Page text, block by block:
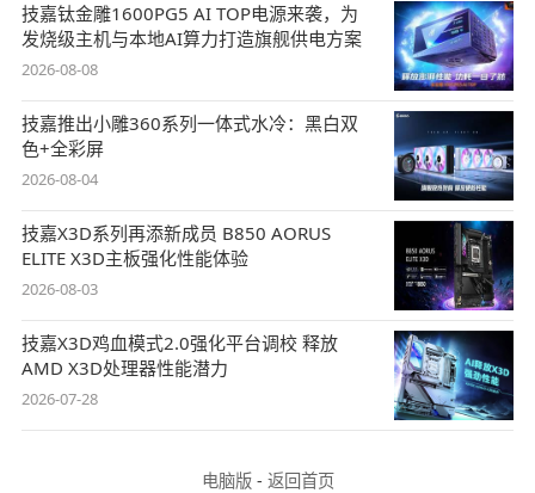
技嘉钛金雕1600PG5 AI TOP电源来袭，为
发烧级主机与本地AI算力打造旗舰供电方案
2026-08-08
技嘉推出小雕360系列一体式水冷：黑白双
色+全彩屏
2026-08-04
技嘉X3D系列再添新成员 B850 AORUS
ELITE X3D主板强化性能体验
2026-08-03
技嘉X3D鸡血模式2.0强化平台调校 释放
AMD X3D处理器性能潜力
2026-07-28
电脑版- 返回首页